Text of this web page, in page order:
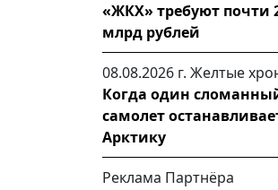
«ЖКХ» требуют почти
млрд рублей
08.08.2026 г. Желтые
Когда один
самолет
Арктику
Реклама Партнёра